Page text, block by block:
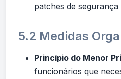
patches de segurança
5.2 Medidas
Princípio do Menor
funcionários que